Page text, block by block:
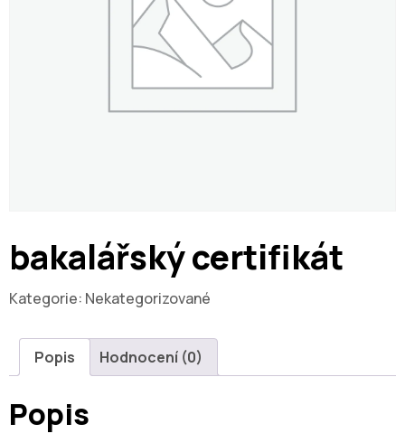
bakalářský certifikát
Kategorie: Nekategorizované
Popis Hodnocení (0)
Popis